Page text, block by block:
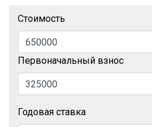
Стоимость
Первоначальный взнос
Годовая ставка